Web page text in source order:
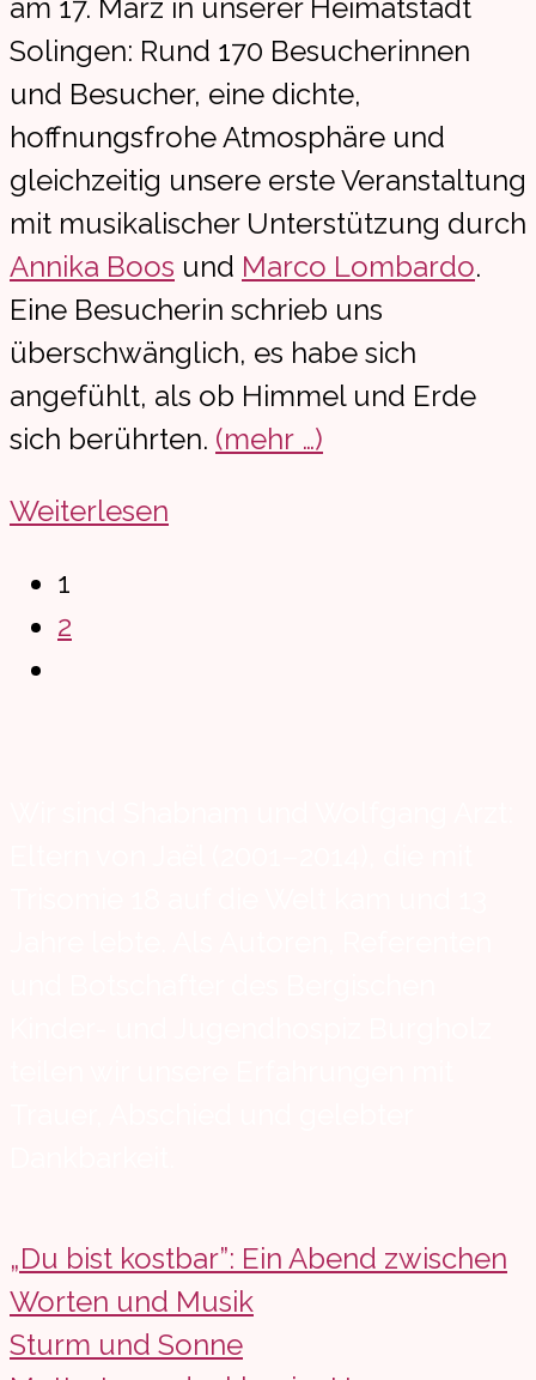
am 17. März in unserer Heimatstadt
Solingen: Rund 170 Besucherinnen
und Besucher, eine dichte,
hoffnungsfrohe Atmosphäre und
gleichzeitig unsere erste Veranstaltung
mit musikalischer Unterstützung durch
Annika Boos und Marco Lombardo.
Eine Besucherin schrieb uns
überschwänglich, es habe sich
angefühlt, als ob Himmel und Erde
sich berührten. (mehr …)
Weiterlesen
1
2
„Du bist kostbar”: Ein Abend zwischen
Worten und Musik
Sturm und Sonne